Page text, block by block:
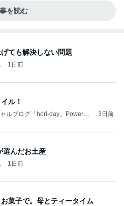
を読む
ても解決しない問題
1日前
ル！
ルブログ「hori-day」Powered
3日前
選んだお土産
1日前
菓子で。母とティータイム